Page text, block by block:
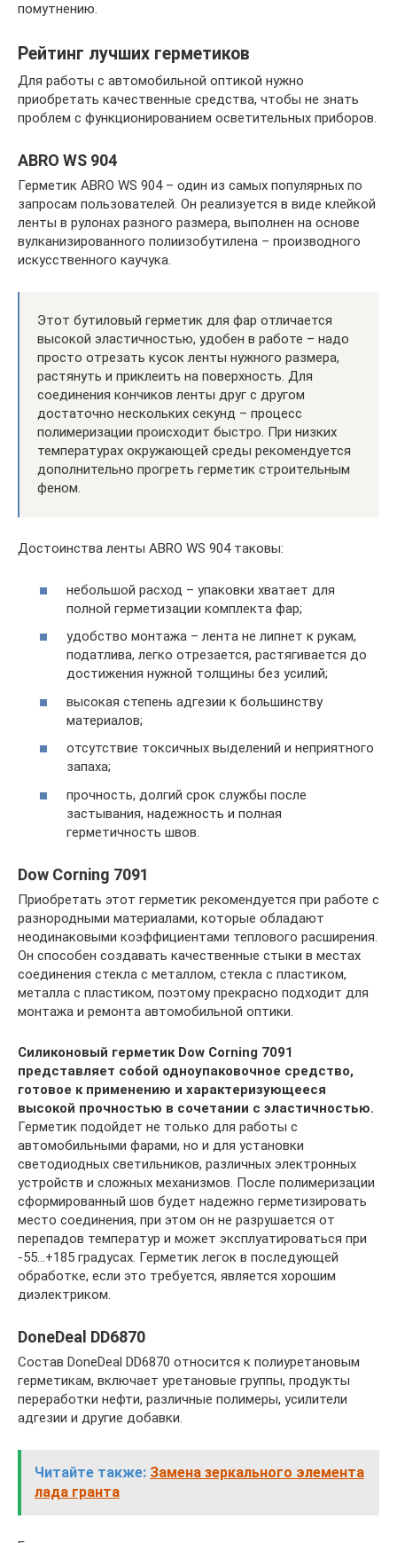
помутнению.
Рейтинг лучших герметиков
Для работы с автомобильной оптикой нужно
приобретать качественные средства, чтобы не знать
проблем с функционированием осветительных приборов.
ABRO WS 904
Герметик ABRO WS 904 – один из самых популярных по
запросам пользователей. Он реализуется в виде клейкой
ленты в рулонах разного размера, выполнен на основе
вулканизированного полиизобутилена – производного
искусственного каучука.
Этот бутиловый герметик для фар отличается
высокой эластичностью, удобен в работе – надо
просто отрезать кусок ленты нужного размера,
растянуть и приклеить на поверхность. Для
соединения кончиков ленты друг с другом
достаточно нескольких секунд – процесс
полимеризации происходит быстро. При низких
температурах окружающей среды рекомендуется
дополнительно прогреть герметик строительным
феном.
Достоинства ленты ABRO WS 904 таковы:
небольшой расход – упаковки хватает для
полной герметизации комплекта фар;
удобство монтажа – лента не липнет к рукам,
податлива, легко отрезается, растягивается до
достижения нужной толщины без усилий;
высокая степень адгезии к большинству
материалов;
отсутствие токсичных выделений и неприятного
запаха;
прочность, долгий срок службы после
застывания, надежность и полная
герметичность швов.
Dow Corning 7091
Приобретать этот герметик рекомендуется при работе с
разнородными материалами, которые обладают
неодинаковыми коэффициентами теплового расширения.
Он способен создавать качественные стыки в местах
соединения стекла с металлом, стекла с пластиком,
металла с пластиком, поэтому прекрасно подходит для
монтажа и ремонта автомобильной оптики.
Силиконовый герметик Dow Corning 7091
представляет собой одноупаковочное средство,
готовое к применению и характеризующееся
высокой прочностью в сочетании с эластичностью.
Герметик подойдет не только для работы с
автомобильными фарами, но и для установки
светодиодных светильников, различных электронных
устройств и сложных механизмов. После полимеризации
сформированный шов будет надежно герметизировать
место соединения, при этом он не разрушается от
перепадов температур и может эксплуатироваться при
-55…+185 градусах. Герметик легок в последующей
обработке, если это требуется, является хорошим
диэлектриком.
DoneDeal DD6870
Состав DoneDeal DD6870 относится к полиуретановым
герметикам, включает уретановые группы, продукты
переработки нефти, различные полимеры, усилители
адгезии и другие добавки.
Читайте также: Замена зеркального элемента
лада гранта